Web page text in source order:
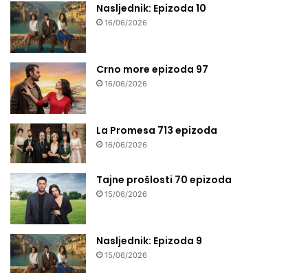
Nasljednik: Epizoda 10
16/06/2026
Crno more epizoda 97
16/06/2026
La Promesa 713 epizoda
16/06/2026
Tajne prošlosti 70 epizoda
15/06/2026
Nasljednik: Epizoda 9
15/06/2026